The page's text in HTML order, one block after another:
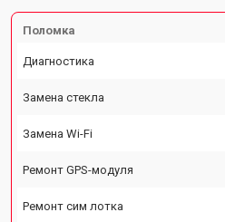
Поломка
Диагностика
Замена стекла
Замена Wi-Fi
Ремонт GPS-модуля
Ремонт сим лотка